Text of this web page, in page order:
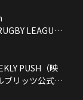
LEAGUE
ヴェルブリッ
PUSH（映
ブリッツ公式